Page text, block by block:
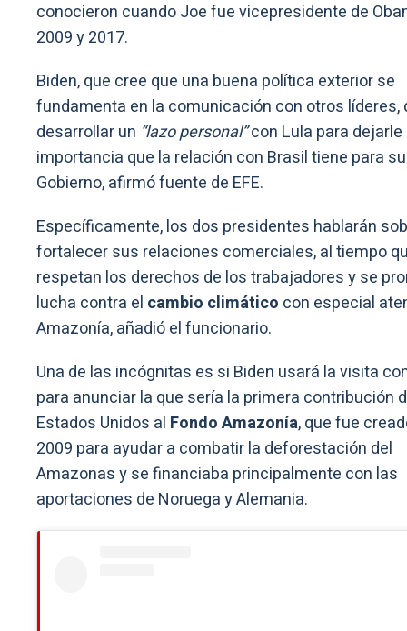
conocieron cuando Joe fue vicepresidente de
2009 y 2017.
Biden, que cree que una buena política exterior se
fundamenta en la comunicación con otros líderes,
desarrollar un “lazo personal”con Lula para dejarle
importancia que la relación con Brasil tiene para su
Gobierno, afirmó fuente de EFE.
Específicamente, los dos presidentes hablarán
fortalecer sus relaciones comerciales, al tiempo
respetan los derechos de los trabajadores y se
lucha contra el cambio climático con especial
Amazonía, añadió el funcionario.
Una de las incógnitas es si Biden usará la visita
para anunciar la que sería la primera contribución
Estados Unidos al Fondo Amazonía, que fue
2009 para ayudar a combatir la deforestación del
Amazonas y se financiaba principalmente con las
aportaciones de Noruega y Alemania.